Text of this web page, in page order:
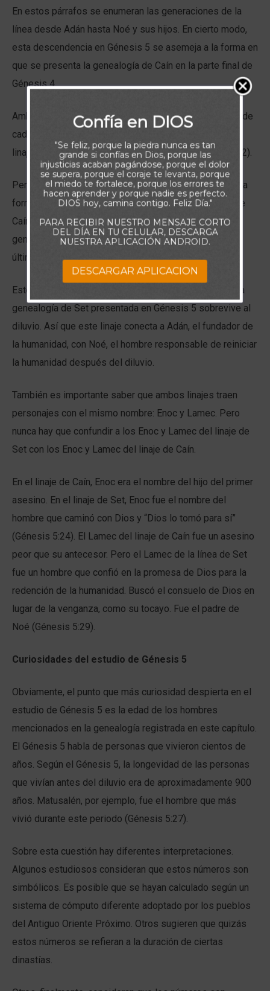
En estos párrafos se enumeran las generaciones de la
línea desde Adán hasta Noé y sus hijos. En cierto modo,
esta descendencia en Génesis 5 se asemeja a la forma en
que se presenta la genealogía de Caín en la parte final de
Génesis 4.
Ambas listas son lineales y se centran en un individuo de
cada generación. También terminan con la división del
linaje entre tres hijos (cf. Génesis 4:20-22; Génesis 5:32).
Pero, como se ha señalado, es aún más sorprendente la
forma en que se contraponen ambos linajes. El linaje de
Caín fue maldecido por Dios. En Génesis 4 esta
genealogía comienza después de un asesinato y su
último registro también destaca más asesinatos.
Este linaje maldito termina en el diluvio, mientras que la
genealogía de Set presentada en Génesis 5 sobrevive al
diluvio. Así que este linaje conecta a Adán, el fundador de
la humanidad, con Noé, el hombre responsable de reiniciar
la humanidad después del diluvio.
También es importante saber que ambos linajes traen
personajes con el mismo nombre: Enoc y Lamec. Pero
nunca hay que confundir a los Enoc y Lamec del linaje de
Set con los Enoc y Lamec del linaje de Caín.
En el linaje de Caín, Enoc era el nombre del hijo del primer
asesino. En el linaje de Set, Enoc fue el nombre del
hombre que caminó con Dios y “Dios lo tomó para sí”
(Génesis 5:24). El Lamec del linaje de Caín fue un asesino
peor que su antecesor. Pero el Lamec de la línea de Set
fue un hombre que confió en la promesa de Dios para la
redención de la humanidad. Buscó el consuelo de Dios en
lugar de la venganza, como su tocayo. Fue el padre de
Noé (Génesis 5:29).
Curiosidades del estudio de Génesis 5
Obviamente, el punto que más curiosidad despierta en el
estudio de Génesis 5 es la edad de los hombres
mencionados en la genealogía registrada en este capítulo.
El Génesis 5 habla de personas que vivieron cientos de
años. Según el Génesis 5, la longevidad de las personas
que vivían antes del diluvio era de aproximadamente 900
años. Matusalén, por ejemplo, fue el hombre que más
vivió durante este periodo (Génesis 5:27).
Sobre esta cuestión hay diferentes interpretaciones.
Algunos estudiosos consideran que estos números son
simbólicos. Es posible que se hayan calculado según un
sistema de cómputo diferente adoptado por los pueblos
del Antiguo Oriente Próximo. Otros sugieren que quizás
estos números se refieran a la duración de ciertas
dinastías.
Confía en DIOS
"Se feliz, porque la piedra nunca es tan
grande si confías en Dios, porque las
injusticias acaban pagándose, porque el dolor
se supera, porque el coraje te levanta, porque
el miedo te fortalece, porque los errores te
hacen aprender y porque nadie es perfecto.
DIOS hoy, camina contigo. Feliz Día."
PARA RECIBIR NUESTRO MENSAJE CORTO
DEL DÍA EN TU CELULAR, DESCARGA
NUESTRA APLICACIÓN ANDROID.
DESCARGAR APLICACION